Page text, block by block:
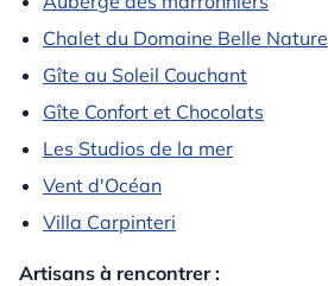
Chalet du Domaine Belle Nature
Gîte au Soleil Couchant
Gîte Confort et Chocolats
Les Studios de la mer
Vent d'Océan
Villa Carpinteri
Artisans à rencontrer :